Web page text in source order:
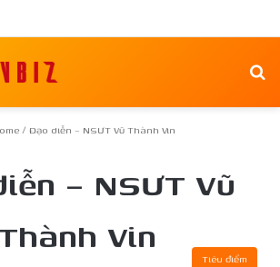
/ Đạo diễn – NSƯT Vũ Thành Vin
– NSƯT Vũ
Vin
Tiêu điểm